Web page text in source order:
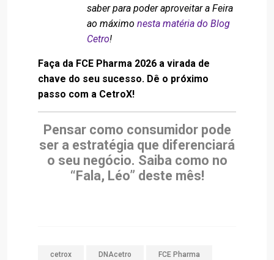
saber para poder aproveitar a Feira
ao máximo nesta matéria do Blog
Cetro!
Faça da FCE Pharma 2026 a virada de
chave do seu sucesso. Dê o próximo
passo com a CetroX!
Pensar como consumidor pode
ser a estratégia que diferenciará
o seu negócio. Saiba como no
“Fala, Léo” deste mês!
cetrox DNAcetro FCE Pharma